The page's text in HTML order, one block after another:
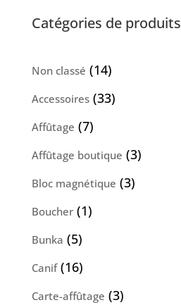
Catégories de produits
Non classé 1414
produits
Accessoires 3333
Affûtage 77
produits
Affûtage boutique 33
Bloc magnétique 33
Boucher 11
Bunka 55
produits
Canif 1616
produits
Carte-affûtage 33